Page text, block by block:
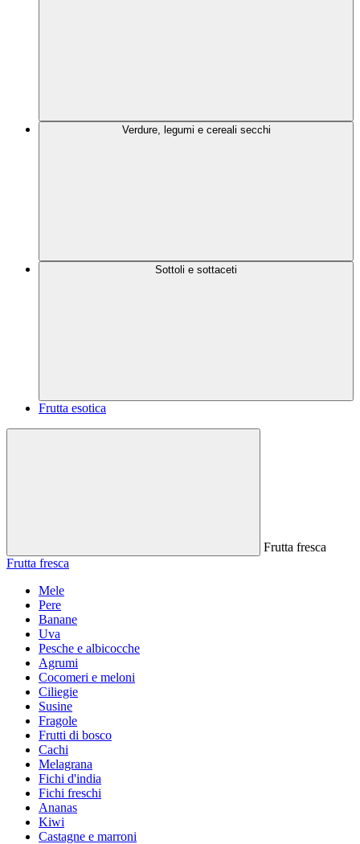
Verdure, legumi e cereali secchi
Sottoli e sottaceti
Frutta esotica
Frutta fresca
Frutta fresca
Mele
Pere
Banane
Uva
Pesche e albicocche
Agrumi
Cocomeri e meloni
Ciliegie
Susine
Fragole
Frutti di bosco
Cachi
Melagrana
Fichi d'india
Fichi freschi
Ananas
Kiwi
Castagne e marroni